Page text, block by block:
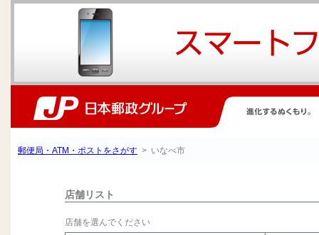
郵便局・ATM・ポストをさがす > いなべ市
店舗リスト
店舗を選んでください